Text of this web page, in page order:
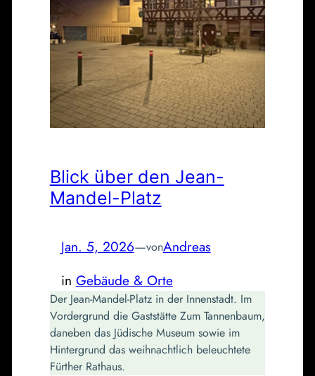
Blick über den Jean-
Mandel-Platz
Jan. 5, 2026—vonAndreas
in Gebäude & Orte
Der Jean-Mandel-Platz in der Innenstadt. Im
Vordergrund die Gaststätte Zum Tannenbaum,
daneben das Jüdische Museum sowie im
Hintergrund das weihnachtlich beleuchtete
Fürther Rathaus.